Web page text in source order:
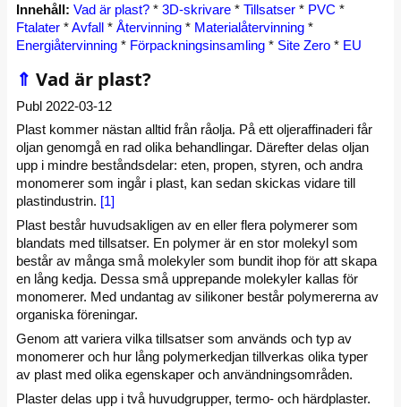
Innehåll: Vad är plast? * 3D-skrivare * Tillsatser * PVC *
Ftalater *Avfall * Återvinning * Materialåtervinning *
Energiåtervinning * Förpackningsinsamling * Site Zero * EU
⇑ Vad är plast?
Publ 2022-03-12
Plast kommer nästan alltid från råolja. På ett oljeraffinaderi får
oljan genomgå en rad olika behandlingar. Därefter delas oljan
upp i mindre beståndsdelar: eten, propen, styren, och andra
monomerer som ingår i plast, kan sedan skickas vidare till
plastindustrin. [1]
Plast består huvudsakligen av en eller flera polymerer som
blandats med tillsatser. En polymer är en stor molekyl som
består av många små molekyler som bundit ihop för att skapa
en lång kedja. Dessa små upprepande molekyler kallas för
monomerer. Med undantag av silikoner består polymererna av
organiska föreningar.
Genom att variera vilka tillsatser som används och typ av
monomerer och hur lång polymerkedjan tillverkas olika typer
av plast med olika egenskaper och användningsområden.
Plaster delas upp i två huvudgrupper, termo- och härdplaster.